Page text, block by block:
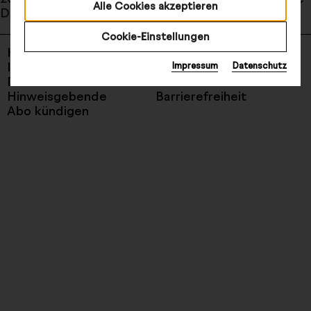
Alle Cookies akzeptieren
Cookie-Einstellungen
Impressum Datenschutz
Dröse zu sehen.
Kontakt
Newsletter
Impressum
AGB
Datenschutz
Hinweisgebende
Barrierefreiheit
Abo kündigen